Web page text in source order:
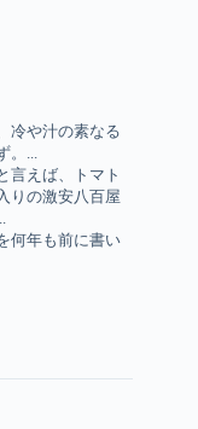
冷や汁の素なる
...
言えば、トマト
りの激安八百屋
何年も前に書い